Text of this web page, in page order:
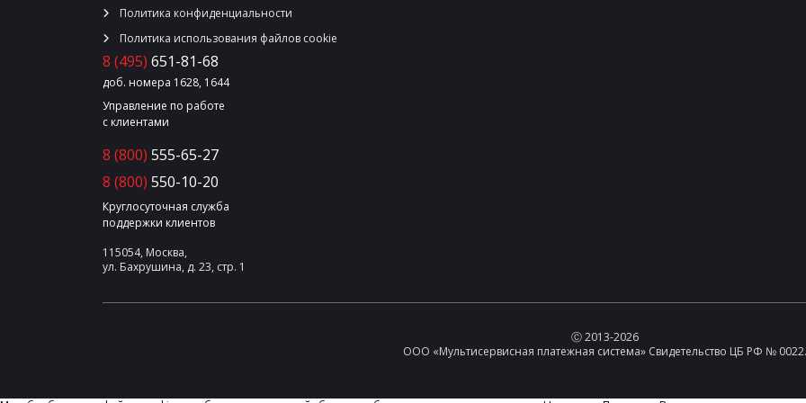
Политика конфиденциальности
Политика использования файлов cookie
8 (495) 651-81-68
доб. номера 1628, 1644
Управление по работе
с клиентами
8 (800) 555-65-27
8 (800) 550-10-20
Круглосуточная служба
поддержки клиентов
115054, Москва,
ул. Бахрушина, д. 23, стр. 1
Ⓒ 2013-2026
ООО «Мультисервисная платежная система» Свидетельство ЦБ РФ № 0022.